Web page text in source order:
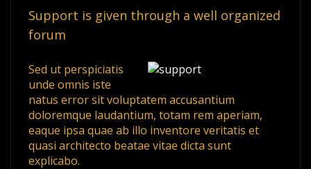
Support is given through a well organized
forum
Sed ut perspiciatis
unde omnis iste
natus error sit voluptatem accusantium
doloremque laudantium, totam rem aperiam,
eaque ipsa quae ab illo inventore veritatis et
quasi architecto beatae vitae dicta sunt
explicabo.